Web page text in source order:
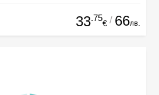
33.75
€ / 66лв.